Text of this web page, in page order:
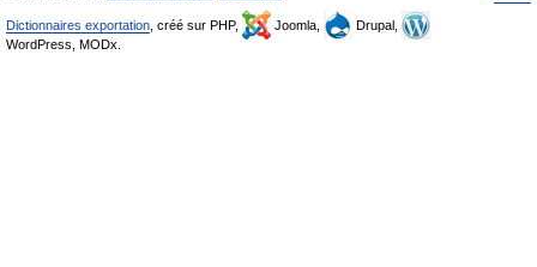
Dictionnaires exportation , créé sur PHP, Joomla,
Drupal,
WordPress, MODx.